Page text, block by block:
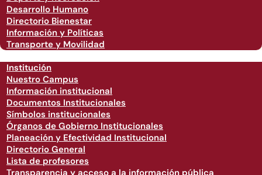
Desarrollo Humano
Directorio Bienestar
Información y Políticas
Transporte y Movilidad
Institución
Nuestro Campus
Información institucional
Documentos Institucionales
Símbolos institucionales
Órganos de Gobierno Institucionales
Planeación y Efectividad Institucional
Directorio General
Lista de profesores
Transparencia y acceso a la información pública